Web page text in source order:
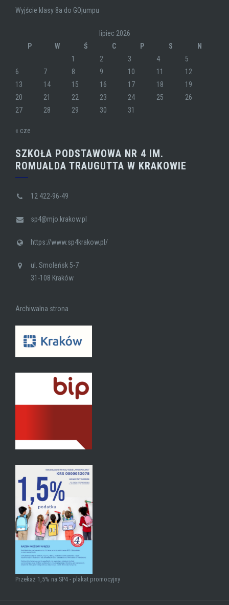
Wyjście klasy 8a do GOjumpu
lipiec 2026
P
W Ś C P S
N
1
2 3 4
5
6
7 8 9 10 11
12
13
14 15 16 17 18
19
20
21 22 23 24 25
26
27
28 29 30 31
« cze
SZKOŁA PODSTAWOWA NR 4 IM.
ROMUALDA TRAUGUTTA W KRAKOWIE
12 422-96-49
sp4@mjo.krakow.pl
https://www.sp4krakow.pl/
ul. Smoleńsk 5-7
31-108 Kraków
Archiwalna strona
Przekaż 1,5% na SP4 - plakat promocyjny